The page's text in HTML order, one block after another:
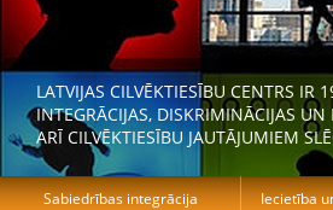
LATVIJAS CILVĒKTIESĪBU CENTRS
INTEGRĀCIJAS, DISKRIMINĀCIJAS
ARĪ CILVĒKTIESĪBU JAUTĀJUMIEM
Sabiedrības integrācija Iecietība